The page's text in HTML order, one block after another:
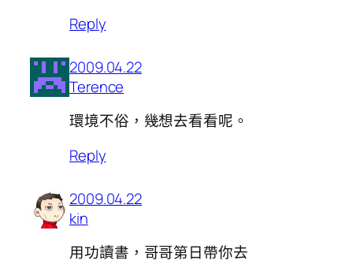
Reply
2009.04.22
Terence
環境不俗，幾想去看看呢。
Reply
2009.04.22
kin
用功讀書，哥哥第日帶你去